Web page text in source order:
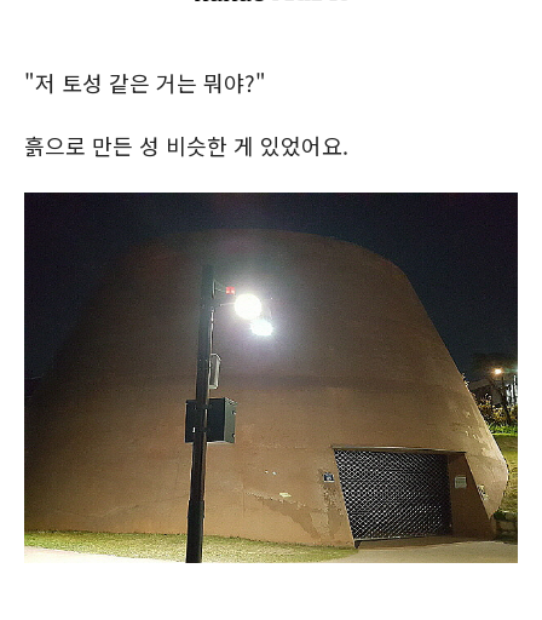
"저 토성 같은 거는 뭐야?"
흙으로 만든 성 비슷한 게 있었어요.